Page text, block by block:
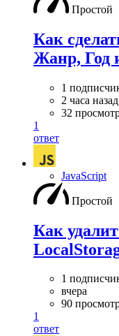
Простой
Как
Жанр, Год
1
2 часа назад
32
1
ответ
JavaScript
Простой
Как
1
вчера
90
1
ответ